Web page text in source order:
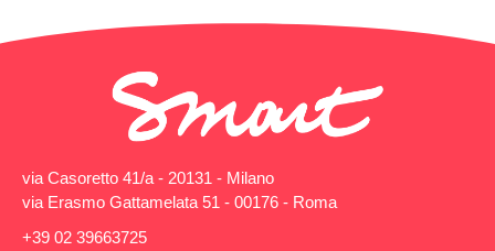
via Casoretto 41/a - 20131 - Milano
via Erasmo Gattamelata 51 - 00176 - Roma
+39 02 39663725